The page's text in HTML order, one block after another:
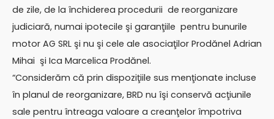
de zile, de la închiderea procedurii de reorganizare
judiciară, numai ipotecile şi garanţiile pentru bunurile
motor AG SRL şi nu şi cele ale asociaţilor Prodănel Adrian
Mihai şi Ica Marcelica Prodănel.
“Considerăm că prin dispoziţiile sus menţionate incluse
în planul de reorganizare, BRD nu îşi conservă acţiunile
sale pentru întreaga valoare a creanţelor împotriva